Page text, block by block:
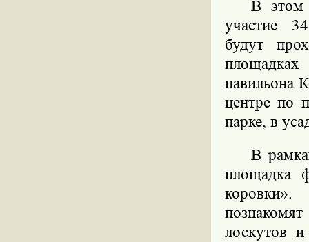
В этом
участие
будут
павильона
центре по
парке, в
В
площадка
лоскутов